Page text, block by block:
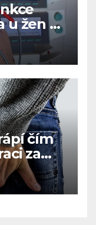
u žen a
čím
za